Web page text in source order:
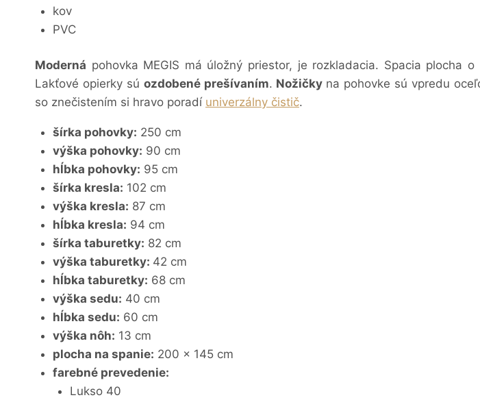
kov
PVC
Moderná pohovka MEGIS má úložný priestor, je rozkladacia. Spacia plocha
Lakťové opierky sú ozdobené prešívaním. Nožičkyna pohovke sú vpredu
so znečistením si hravo poradí univerzálny čistič.
šírka pohovky: 250 cm
výška pohovky: 90 cm
hĺbka pohovky: 95 cm
šírka kresla: 102 cm
výška kresla: 87 cm
hĺbka kresla: 94 cm
šírka taburetky: 82 cm
výška taburetky: 42 cm
hĺbka taburetky: 68 cm
výška sedu: 40 cm
hĺbka sedu: 60 cm
výška nôh: 13 cm
plocha na spanie: 200 x 145 cm
farebné prevedenie:
Lukso 40